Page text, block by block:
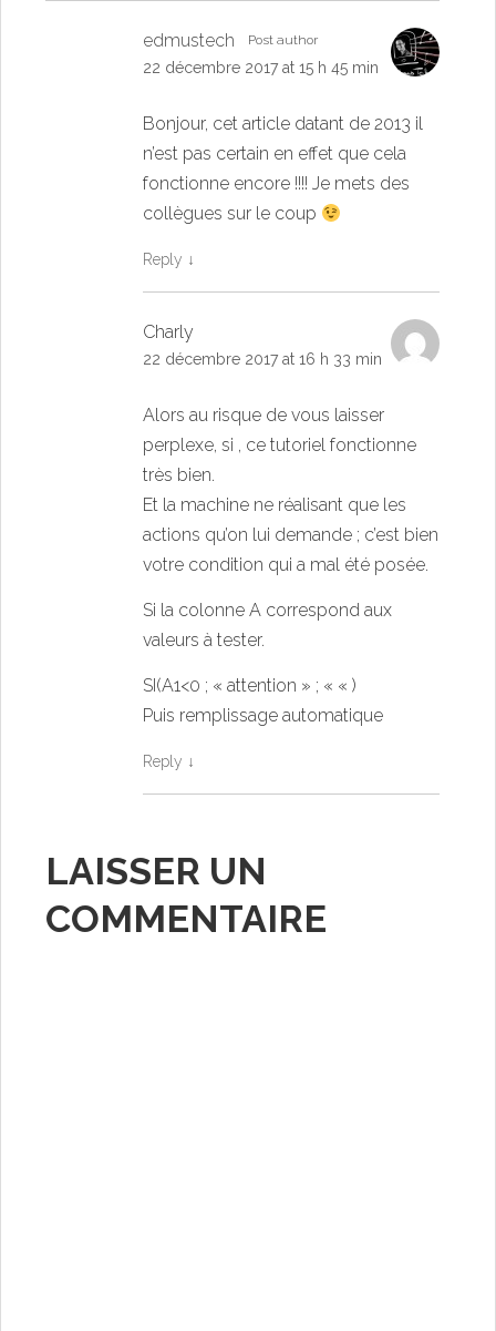
edmustech Post author
22 décembre 2017 at 15 h 45 min
Bonjour, cet article datant de 2013 il
n’est pas certain en effet que cela
fonctionne encore !!!! Je mets des
collègues sur le coup
Reply ↓
Charly
22 décembre 2017 at 16 h 33 min
Alors au risque de vous laisser
perplexe, si , ce tutoriel fonctionne
très bien.
Et la machine ne réalisant que les
actions qu’on lui demande ; c’est bien
votre condition qui a mal été posée.
Si la colonne A correspond aux
valeurs à tester.
SI(A1<0 ; « attention » ; « « )
Puis remplissage automatique
Reply ↓
LAISSER UN
COMMENTAIRE